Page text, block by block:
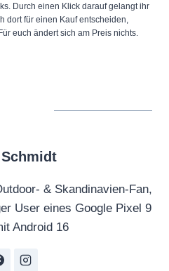
Durch einen Klick darauf gelangt ihr
dort für einen Kauf entscheiden,
euch ändert sich am Preis nichts.
& Skandinavien-Fan,
User eines Google Pixel 9
Android 16